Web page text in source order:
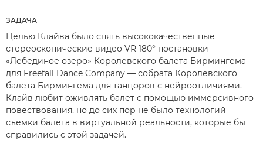
ЗАДАЧА
Целью Клайва было снять высококачественные
стереоскопические видео VR 180° постановки
«Лебединое озеро» Королевского балета Бирмингема
для Freefall Dance Company — собрата Королевского
балета Бирмингема для танцоров с нейроотличиями.
Клайв любит оживлять балет с помощью иммерсивного
повествования, но до сих пор не было технологий
съемки балета в виртуальной реальности, которые бы
справились с этой задачей.